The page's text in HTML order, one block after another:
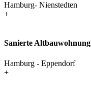
Hamburg- Nienstedten
+
Sanierte Altbau­wohnung
Hamburg - Eppendorf
+